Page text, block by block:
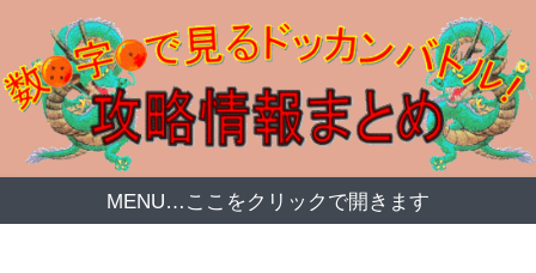
MENU…ここをクリックで開きます